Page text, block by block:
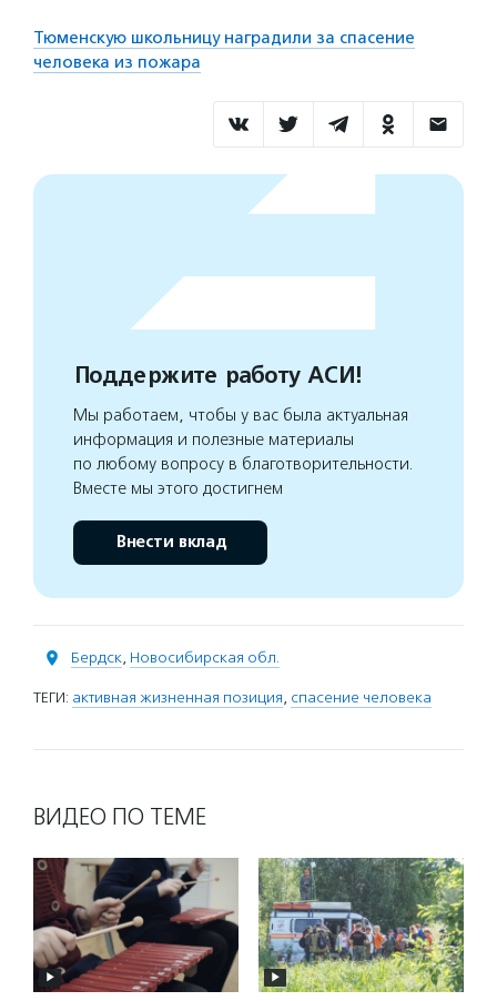
Тюменскую школьницу наградили за спасение
человека из пожара
Поддержите работу АСИ!
Мы работаем, чтобы у вас была актуальная
информация и полезные материалы
по любому вопросу в благотворительности.
Вместе мы этого достигнем
Внести вклад
Бердск, Новосибирская обл.
ТЕГИ: активная жизненная позиция, спасение человека
ВИДЕО ПО ТЕМЕ